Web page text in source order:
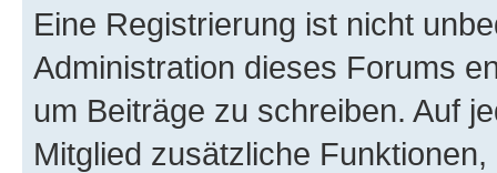
Eine Registrierung ist nicht
Administration dieses Forums
um Beiträge zu schreiben. Auf
Mitglied zusätzliche